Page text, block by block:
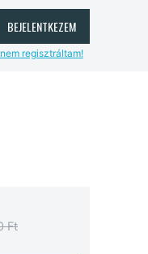
bejelentkezem
regisztráltam!
Ft